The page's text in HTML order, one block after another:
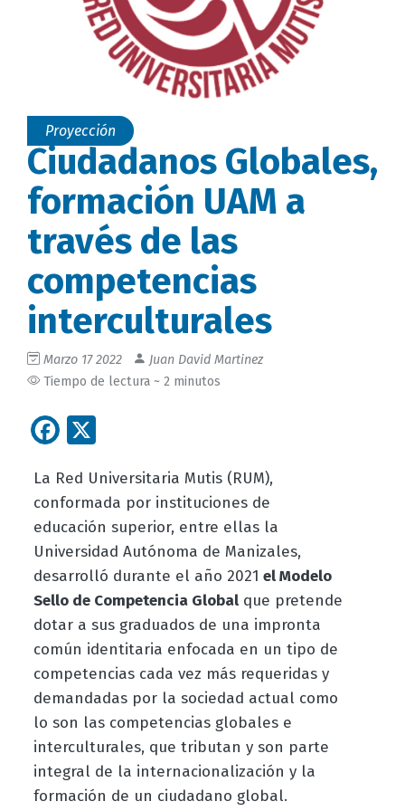
Proyección
Ciudadanos Globales,
formación UAM a
través de las
competencias
interculturales
Marzo 17 2022
Juan David Martinez
Tiempo de lectura ~ 2 minutos
Facebook
La Red Universitaria Mutis (RUM),
conformada por instituciones de
educación superior, entre ellas la
Universidad Autónoma de Manizales,
desarrolló durante el año 2021 el Modelo
Sello de Competencia Globalque pretende
dotar a sus graduados de una impronta
común identitaria enfocada en un tipo de
competencias cada vez más requeridas y
demandadas por la sociedad actual como
lo son las competencias globales e
interculturales, que tributan y son parte
integral de la internacionalización y la
formación de un ciudadano global.